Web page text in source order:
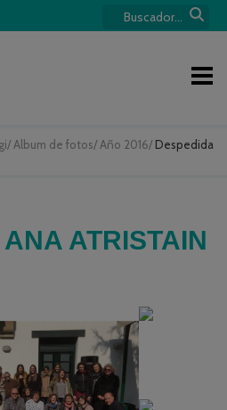
/ Album de fotos/ Año 2016/ Despedida
ATRISTAIN